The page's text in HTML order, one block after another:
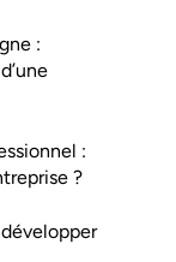
:
:
?